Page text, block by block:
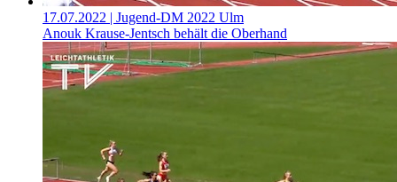
17.07.2022 | Jugend-DM 2022 Ulm
Anouk Krause-Jentsch behält die Oberhand